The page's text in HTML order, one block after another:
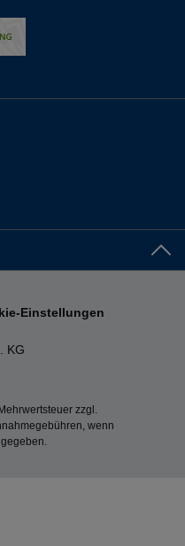
KG
Einstellungen
zzgl.
wenn